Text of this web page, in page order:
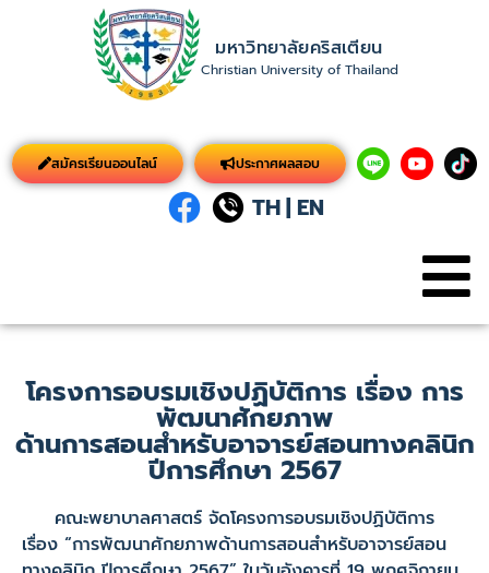
มหาวิทยาลัยคริสเตียน
Christian University of Thailand
สมัครเรียนออนไลน์ ประกาศผลสอบ
TH| EN
โครงการอบรมเชิงปฏิบัติการ เรื่อง การ
พัฒนาศักยภาพ
ด้านการสอนสำหรับอาจารย์สอนทางคลินิก
ปีการศึกษา 2567
คณะพยาบาลศาสตร์ จัดโครงการอบรมเชิงปฏิบัติการ
เรื่อง “การพัฒนาศักยภาพด้านการสอนสำหรับอาจารย์สอน